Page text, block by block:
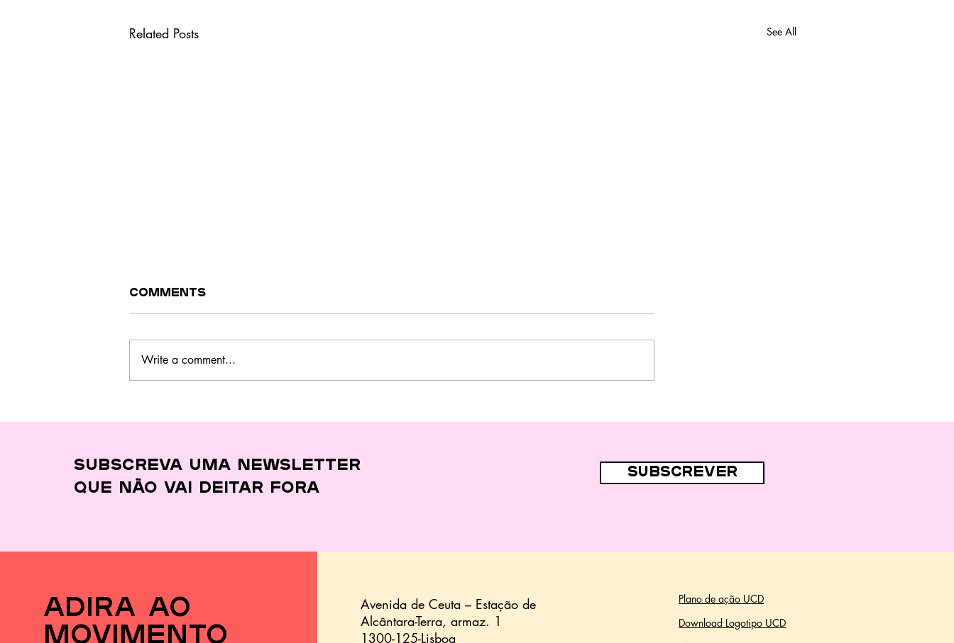
Related Posts See All
desperdiçar quase
nada
Comments
Write a comment...
Subscreva uma newsletter
que não vai deitar fora
subscrever
adira ao
movimento
Avenida de Ceuta – Estação de
Alcântara-Terra, armaz. 1
1300-125-Lisboa
Plano de ação UCD
Download Logotipo UCD